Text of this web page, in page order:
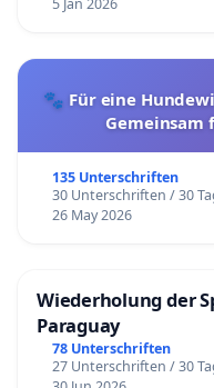
5 Jan 2026
🐾 Für eine
Gemeinsam
135 Unterschriften
30 Unterschriften / 30
26 May 2026
Wiederholung der
Paraguay
78 Unterschriften
27 Unterschriften / 30